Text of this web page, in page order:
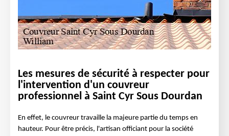
Les mesures de sécurité à respecter pour
l'intervention d'un couvreur
professionnel à Saint Cyr Sous Dourdan
En effet, le couvreur travaille la majeure partie du temps en
hauteur. Pour être précis, l'artisan officiant pour la société